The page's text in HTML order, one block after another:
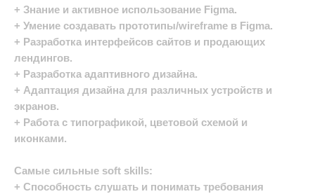
+ Знание и активное использование Figma.
+ Умение создавать прототипы/wireframe в Figma.
+ Разработка интерфейсов сайтов и продающих
лендингов.
+ Разработка адаптивного дизайна.
+ Адаптация дизайна для различных устройств и
экранов.
+ Работа с типографикой, цветовой схемой и
иконками.
Самые сильные soft skills:
+ Способность слушать и понимать требования